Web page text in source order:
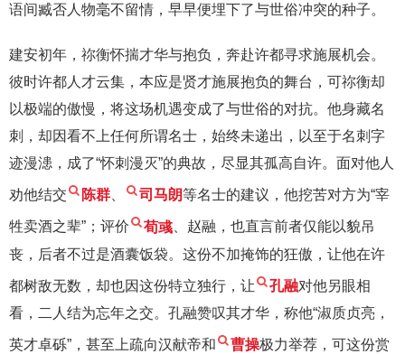
语间臧否人物毫不留情，早早便埋下了与世俗冲突的种子。
建安初年，祢衡怀揣才华与抱负，奔赴许都寻求施展机会。
彼时许都人才云集，本应是贤才施展抱负的舞台，可祢衡却
以极端的傲慢，将这场机遇变成了与世俗的对抗。他身藏名
刺，却因看不上任何所谓名士，始终未递出，以至于名刺字
迹漫漶，成了“怀刺漫灭”的典故，尽显其孤高自许。面对他人
劝他结交 陈群 司马朗等名士的建议，他挖苦对方为“宰
牲卖酒之辈”；评价 荀彧、赵融，也直言前者仅能以貌吊
丧，后者不过是酒囊饭袋。这份不加掩饰的狂傲，让他在许
都树敌无数，却也因这份特立独行，让 孔融对他另眼相
看，二人结为忘年之交。孔融赞叹其才华，称他“淑质贞亮，
英才卓砾”，甚至上疏向汉献帝和 曹操极力举荐，可这份赏